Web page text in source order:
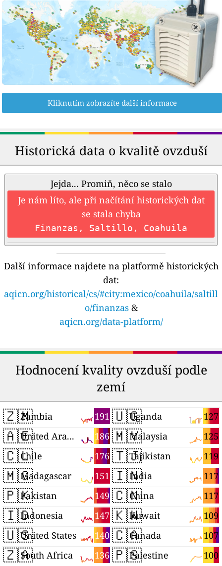
Kliknutím zobrazíte další informace
Historická data o kvalitě ovzduší
Jejda... Promiň, něco se stalo
Je nám líto, ale při načítání historických dat
se stala chyba
Finanzas, Saltillo, Coahuila
Další informace najdete na platformě historických
dat:
aqicn.org/historical/cs/#city:mexico/coahuila/saltill
o/finanzas&
aqicn.org/data-platform/
Hodnocení kvality ovzduší podle
zemí
🇿🇲 191
Zambia
🇦🇪 186
United Arab Emirates
🇨🇱 176
Chile
🇲🇬 151
Madagascar
🇵🇰 149
Pakistan
🇮🇩 147
Indonesia
🇺🇸 140
United States
🇿🇦 136
South Africa
🇺🇬 127
Uganda
🇲🇾 125
Malaysia
🇹🇯 119
Tajikistan
🇮🇳 117
India
🇨🇳 117
China
🇰🇼 109
Kuwait
🇨🇦 107
Canada
🇵🇸 100
Palestine